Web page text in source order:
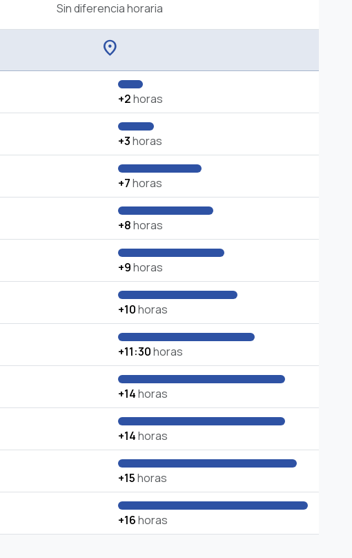
Sin diferencia horaria
location_on
+2horas
+3horas
+7horas
+8horas
+9horas
+10horas
+11:30horas
+14horas
+14horas
+15horas
+16horas